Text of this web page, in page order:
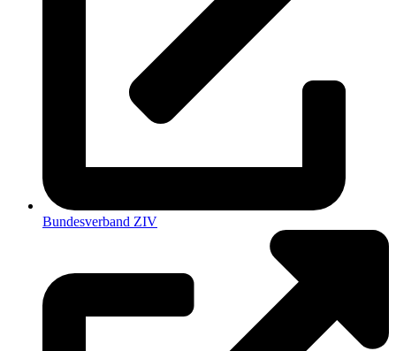
Bundesverband ZIV